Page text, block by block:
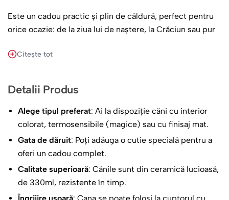
Este un cadou practic și plin de căldură, perfect pentru
orice ocazie: de la ziua lui de naștere, la Crăciun sau pur
zâmbet și îi va aminti de legătura voastră specială.
Citește tot
Detalii Produs
Alege tipul preferat: Ai la dispoziție căni cu interior
colorat, termosensibile (magice) sau cu finisaj mat.
Gata de dăruit: Poți adăuga o cutie specială pentru a
oferi un cadou complet.
Calitate superioară: Cănile sunt din ceramică lucioasă,
de 330ml, rezistente în timp.